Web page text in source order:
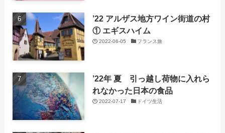
’22 アルザス地方ワイン街道の村
① エギスハイム
2022-06-05 フランス旅
’22年 夏 引っ越し荷物に入れら
れなかった日本の食品
2022-07-17 ドイツ生活